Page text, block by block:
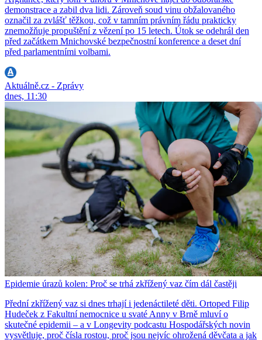
demonstrace a zabil dva lidi. Zároveň soud vinu obžalovaného
označil za zvlášť těžkou, což v tamním právním řádu prakticky
znemožňuje propuštění z vězení po 15 letech. Útok se odehrál den
před začátkem Mnichovské bezpečnostní konference a deset dní
před parlamentními volbami.
Aktuálně.cz - Zprávy
dnes, 11:30
Epidemie úrazů kolen: Proč se trhá zkřížený vaz čím dál častěji
Přední zkřížený vaz si dnes trhají i jedenáctileté děti. Ortoped Filip
Hudeček z Fakultní nemocnice u svaté Anny v Brně mluví o
skutečné epidemii – a v Longevity podcastu Hospodářských novin
vysvětluje, proč čísla rostou, proč jsou nejvíc ohrožená děvčata a jak